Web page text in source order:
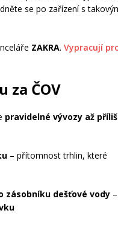
se po zařízení s
ZAKRA. Vypracují
ČOV
pravidelné vývozy až příliš
– přítomnost trhlin, které
dešťové vody –